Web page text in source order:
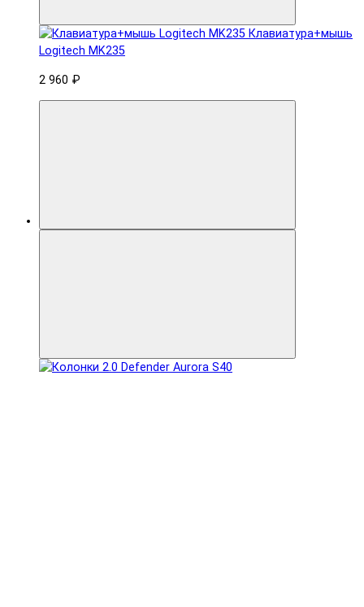
Клавиатура+мышь
Logitech MK235
2 960 ₽